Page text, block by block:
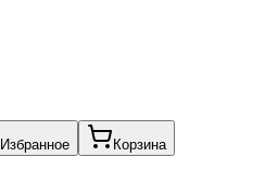
Избранное Корзина